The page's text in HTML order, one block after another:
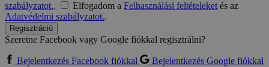
szabályzatot.. Elfogadom a Felhasználási feltételeketés az
Adatvédelmi szabályzatot..
Regisztráció
Szeretne Facebook vagy Google fiókkal regisztrálni?
Bejelentkezés Facebook fiókkal
Bejelentkezés Google fiókkal